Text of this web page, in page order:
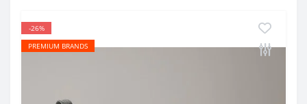
-26%
PREMIUM BRANDS